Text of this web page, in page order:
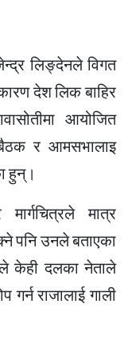
लिङ्देनले विगत
देश लिक बाहिर
आयोजित
बैठक र आमसभालाइ
हुन्।
मात्र
पनि उनले बताएका
केही दलका नेताले
राजालाई गाली